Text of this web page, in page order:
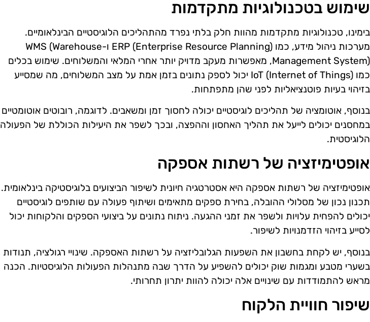
שימוש בטכנולוגיות מתקדמות
בימינו, טכנולוגיות מתקדמות מהוות חלק בלתי נפרד מהתהליכים הלוגיסטיים הבינלאומיים.
מערכות ניהול מידע, כמו ERP (Enterprise Resource Planning) ו-WMS (Warehouse
Management System), מאפשרות מעקב מדויק יותר אחרי המלאי והמשלוחים. שימוש בכלים
כמו IoT (Internet of Things) יכול לספק נתונים בזמן אמת על מצב המשלוחים, מה שמסייע
בזיהוי בעיות פוטנציאליות לפני שהן מתפתחות.
בנוסף, אוטומציה של תהליכים לוגיסטיים יכולה לחסוך זמן ומשאבים. לדוגמה, רובוטים אוטומטיים
במחסנים יכולים לייעל את תהליך האחסון וההפצה, ובכך לשפר את היעילות הכוללת של הפעולה
הלוגיסטית.
אופטימיזציה של רשתות אספקה
אופטימיזציה של רשתות אספקה היא אסטרטגיה חיונית לשיפור הביצועים בלוגיסטיקה בינלאומית.
תכנון נכון של מסלולי ההובלה, בחירת ספקים מתאימים ושיתוף פעולה עם שותפים לוגיסטיים
יכולים להפחית עלויות ולשפר את זמני ההגעה. ניתוח נתונים על ביצועי הספקים והלקוחות יכול
לסייע בזיהוי הזדמנויות לשיפור.
בנוסף, יש לקחת בחשבון את השפעות הגלובליזציה על רשתות האספקה. שינויי רגולציה, תנודות
בשערי מטבע ומגמות שוק יכולים להשפיע על הדרך שבה מתנהלות הפעולות הלוגיסטיות. הכנה
מראש להתמודדות עם שינויים אלה יכולה להוות יתרון תחרותי.
שיפור חוויית הלקוח